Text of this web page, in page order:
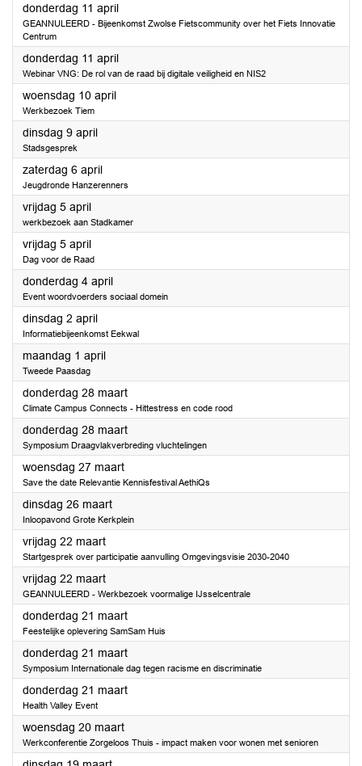
donderdag 11 april2024
GEANNULEERD - Bijeenkomst Zwolse Fietscommunity over het Fiets Innovatie
Centrum
donderdag 11 april2024
Webinar VNG: De rol van de raad bij digitale veiligheid en NIS2
woensdag 10 april2024
Werkbezoek Tiem
dinsdag 9 april2024
Stadsgesprek
zaterdag 6 april2024
Jeugdronde Hanzerenners
vrijdag 5 april2024
werkbezoek aan Stadkamer
vrijdag 5 april2024
Dag voor de Raad
donderdag 4 april2024
Event woordvoerders sociaal domein
dinsdag 2 april2024
Informatiebijeenkomst Eekwal
maandag 1 april2024
Tweede Paasdag
donderdag 28 maart2024
Climate Campus Connects - Hittestress en code rood
donderdag 28 maart2024
Symposium Draagvlakverbreding vluchtelingen
woensdag 27 maart2024
Save the date Relevantie Kennisfestival AethiQs
dinsdag 26 maart2024
Inloopavond Grote Kerkplein
vrijdag 22 maart2024
Startgesprek over participatie aanvulling Omgevingsvisie 2030-2040
vrijdag 22 maart2024
GEANNULEERD - Werkbezoek voormalige IJsselcentrale
donderdag 21 maart2024
Feestelijke oplevering SamSam Huis
donderdag 21 maart2024
Symposium Internationale dag tegen racisme en discriminatie
donderdag 21 maart2024
Health Valley Event
woensdag 20 maart2024
Werkconferentie Zorgeloos Thuis - impact maken voor wonen met senioren